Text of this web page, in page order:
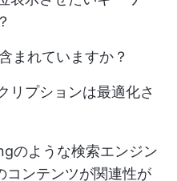
まれていますか？
リプションは最適化さ
のような検索エンジン
コンテンツが関連性が